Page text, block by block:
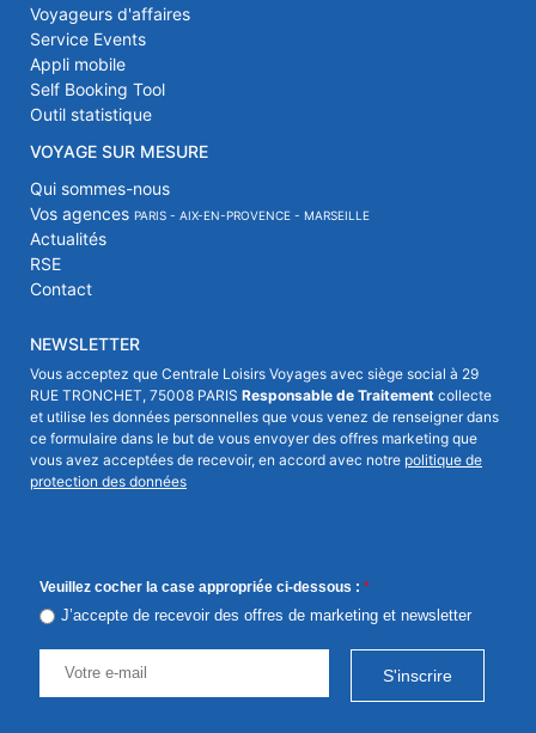
Voyageurs d'affaires
Service Events
Appli mobile
Self Booking Tool
Outil statistique
VOYAGE SUR MESURE
Qui sommes-nous
Vos agences PARIS - AIX-EN-PROVENCE - MARSEILLE
Actualités
RSE
Contact
NEWSLETTER
Vous acceptez que Centrale Loisirs Voyages avec siège social à 29
RUE TRONCHET, 75008 PARIS Responsable de Traitement collecte
et utilise les données personnelles que vous venez de renseigner dans
ce formulaire dans le but de vous envoyer des offres marketing que
vous avez acceptées de recevoir, en accord avec notre politique de
protection des données
Veuillez cocher la case appropriée ci-dessous : *
J’accepte de recevoir des offres de marketing et newsletter
S'inscrire